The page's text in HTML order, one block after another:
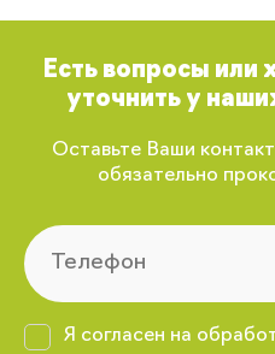
Есть вопросы или
уточнить у
Оставьте Ваши
обязательно
Я согласен на